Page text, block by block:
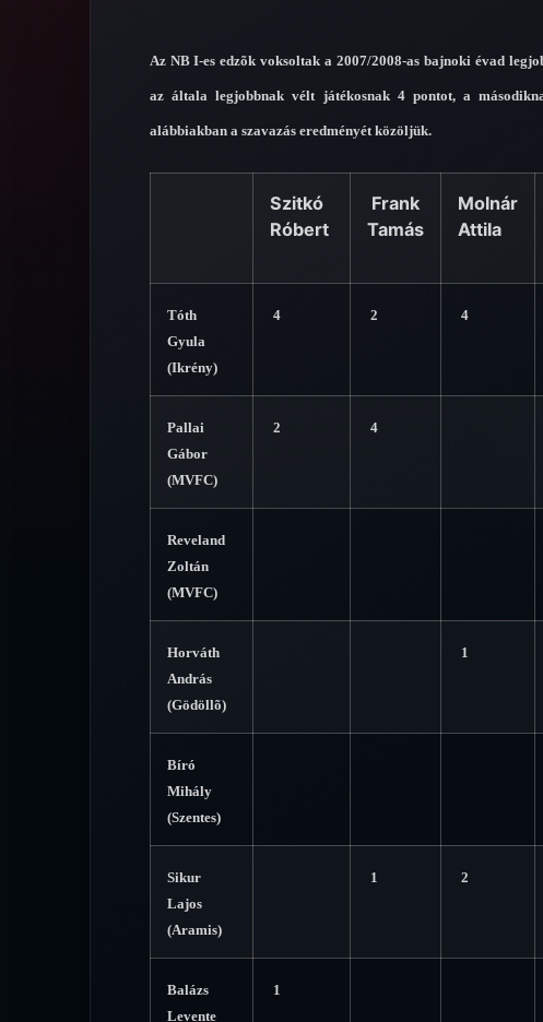
Az NB I-es edzõk voksoltak a 2007/2008-as bajnoki évad
az általa legjobbnak vélt játékosnak 4 pontot, a
alábbiakban a szavazás eredményét közöljük.
Szitkó
Róbert
Frank
Tamás
Molnár
Attila
Tóth
Gyula
(Ikrény)
4 2 4
Pallai
Gábor
(MVFC)
2 4
Reveland
Zoltán
(MVFC)
Horváth
András
(Gödöllõ)
1
Bíró
Mihály
(Szentes)
Sikur
Lajos
(Aramis)
1 2
Balázs
Levente
1